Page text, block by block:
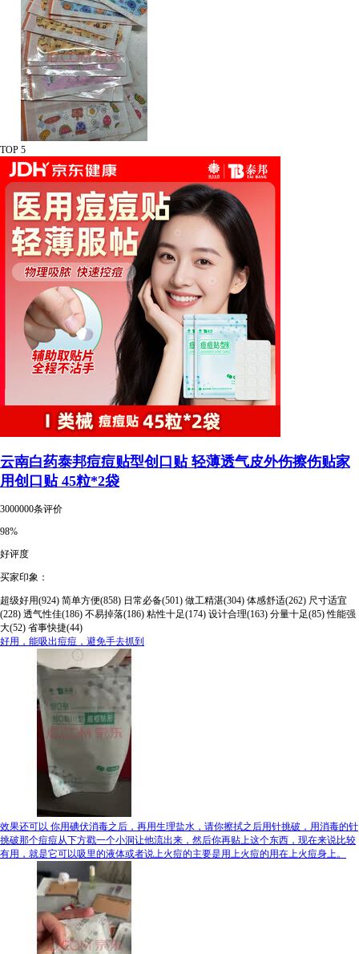
TOP 5
云南白药泰邦痘痘贴型创口贴 轻薄透气皮外伤擦伤贴家
用创口贴 45粒*2袋
3000000条评价
98%
好评度
买家印象：
超级好用(924) 简单方便(858) 日常必备(501) 做工精湛(304) 体感舒适(262) 尺寸适宜
(228) 透气性佳(186) 不易掉落(186) 粘性十足(174) 设计合理(163) 分量十足(85) 性能强
大(52) 省事快捷(44)
好用，能吸出痘痘，避免手去抓到
效果还可以 你用碘伏消毒之后，再用生理盐水，请你擦拭之后用针挑破，用消毒的针
挑破那个痘痘从下方戳一个小洞让他流出来，然后你再贴上这个东西，现在来说比较
有用，就是它可以吸里的液体或者说上火痘的主要是用上火痘的用在上火痘身上。